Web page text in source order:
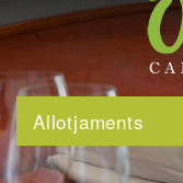
Ves
al
contingut.
|
Allotjaments